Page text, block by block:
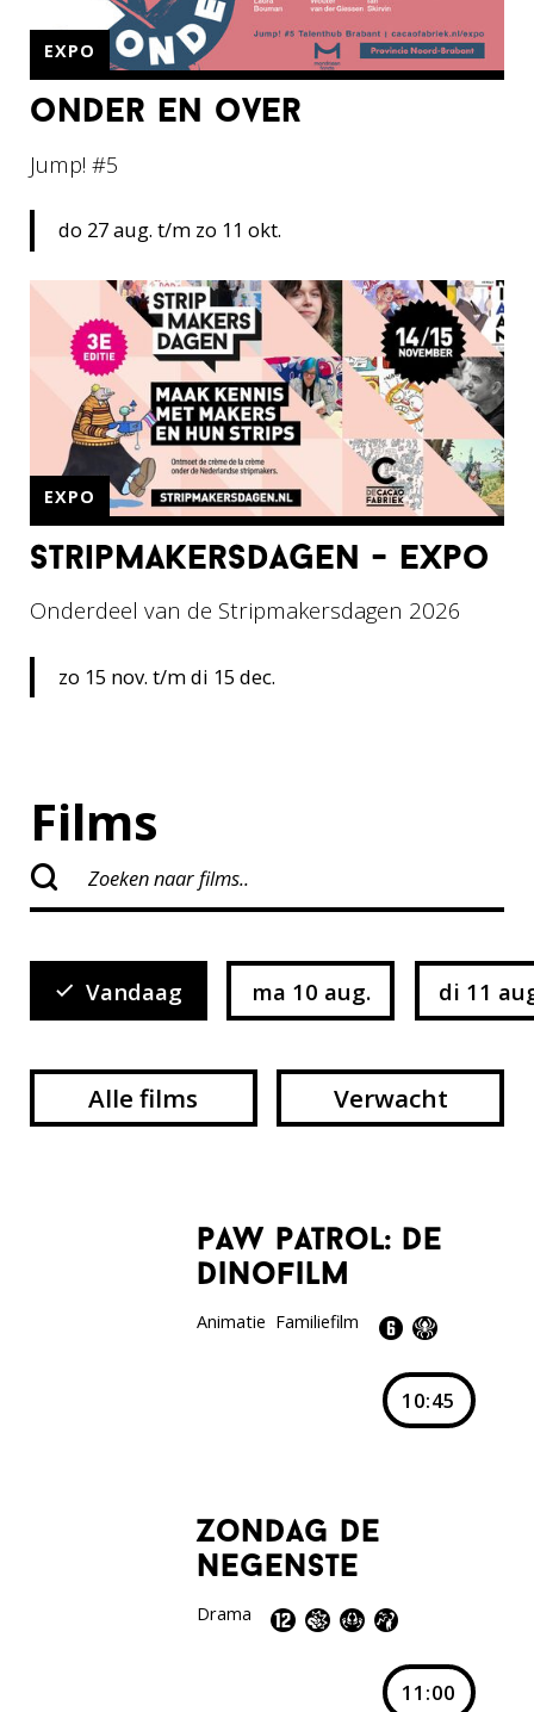
onder en over
EXPO
Jump! #5
do 27 aug. t/m zo 11 okt.
stripmakersdagen - expo
EXPO
Onderdeel van de Stripmakersdagen 2026
zo 15 nov. t/m di 15 dec.
Films
Vandaag ma 10 aug. di 11
Alle films Verwacht
paw patrol: de
dinofilm
Animatie Familiefilm
10:45
zondag de
negenste
Drama
11:00